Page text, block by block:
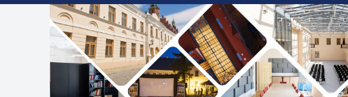
prywatności